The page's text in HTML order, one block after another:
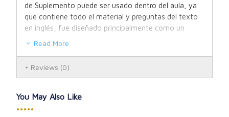
de Suplemento puede ser usado dentro del aula, ya
que contiene todo el material y preguntas del texto
en inglés, fue diseñado principalmente como un
suplemento ya que no existe un libro de actividades
Read More
Reviews (0)
You May Also Like
•••••